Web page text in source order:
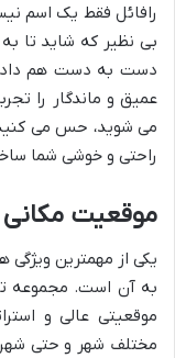
رافائل فقط یک اسم
بی نظیر که شاید تا
دست به دست هم
عمیق و ماندگار را
می شوید، حس می کنید
راحتی و خوشی شما
موقعیت مکانی
یکی از مهمترین
به آن است. مجموعه
موقعیتی عالی و
مختلف شهر و حتی